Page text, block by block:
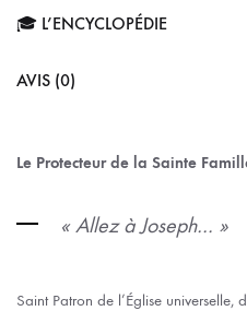
🎓 L’ENCYCLOPÉDIE
AVIS (0)
Le Protecteur de la Sainte
« Allez à Joseph… »
Saint Patron de l’Église universelle,